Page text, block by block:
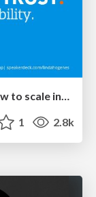
SEO Brein meetup: CTRL+C is not how to scale international SEO
1 2.8k